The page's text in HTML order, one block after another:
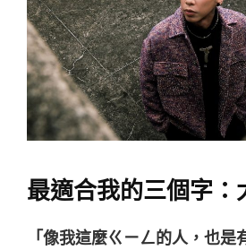
最適合我的三個字：
「像我這麼ㄍㄧㄥ的人，也是